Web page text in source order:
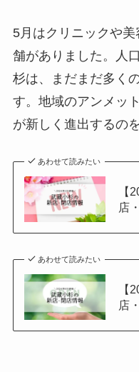
5月はクリニックや
舗がありました。人
杉は、まだまだ多く
す。地域のアンメッ
が新しく進出するの
あわせて読みたい
【
店
あわせて読みたい
【
店